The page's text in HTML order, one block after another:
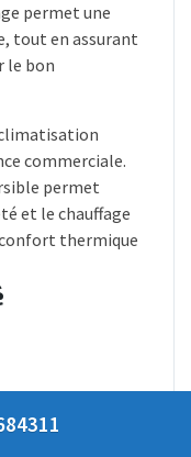
permet une
tout en assurant
le bon
commerciale.
permet
et le chauffage
thermique